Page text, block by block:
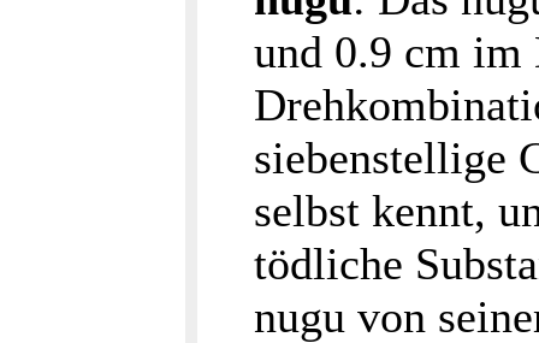
und 0.9 cm im
siebenstellige
selbst kennt,
tödliche
nugu von